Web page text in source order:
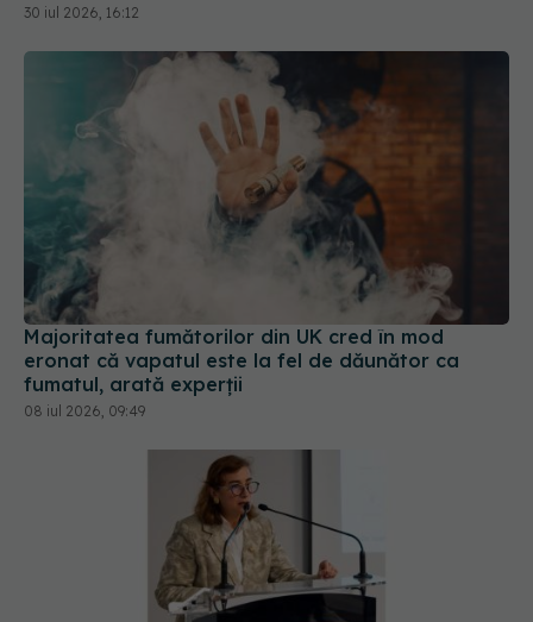
30 iul 2026, 16:12
Majoritatea fumătorilor din UK cred în mod
eronat că vapatul este la fel de dăunător ca
fumatul, arată experții
08 iul 2026, 09:49